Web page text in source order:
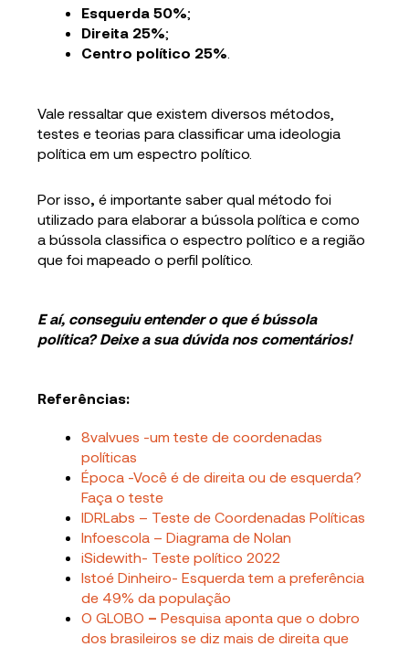
Esquerda 50%;
Direita 25%;
Centro político 25%
Vale ressaltar que existem diversos métodos,
testes e teorias para classificar uma ideologia
política em um espectro político.
Por isso, é importante saber qual método foi
utilizado para elaborar a bússola política e como
a bússola classifica o espectro político e a região
que foi mapeado o perfil político.
E aí, conseguiu entender o que é bússola
política? Deixe a sua dúvida nos comentários!
Referências:
8valvues -um teste de coordenadas
políticas
Época -Você é de direita ou de esquerda?
Faça o teste
IDRLabs – Teste de Coordenadas Políticas
Infoescola – Diagrama de Nolan
iSidewith- Teste político 2022
Istoé Dinheiro- Esquerda tem a preferência
de 49% da população
O GLOBO –Pesquisa aponta que o dobro
dos brasileiros se diz mais de direita que